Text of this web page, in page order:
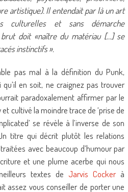
artistique). Il entendait par là un art
culturelles et sans démarche
doit «naître du matériau […] se
instinctifs ».
pas mal à la définition du Punk,
qu’il en soit, ne craignez pas trouver
paradoxalement affirmer par le
cultivé la moindre trace de ‘prise de
se révèle à l’inverse de son
titre qui décrit plutôt les relations
avec beaucoup d’humour par
et une plume acerbe qui nous
textes de Jarvis Cockerà
assez vous conseiller de porter une